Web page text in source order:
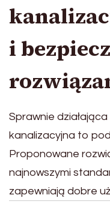
i
Sprawnie
kanalizacyjna to
Proponowane
najnowszymi
zapewniają dobre